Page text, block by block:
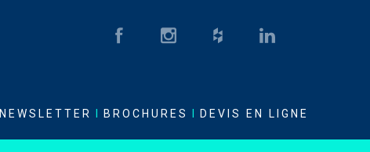
NEWSLETTER BROCHURES DEVIS EN LIGNE